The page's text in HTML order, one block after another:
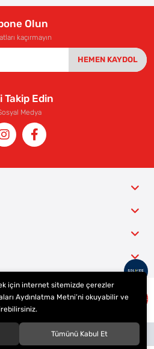
Olun
kaçırmayın
HEMEN KAYDOL
Takip Edin
Medya
- Yunus ULAŞ
tasarımı tarafımızdan yapılmıştır.
için internet sitemizde çerezler
Aydınlatma Metni’ni okuyabilir ve
Tümünü Kabul Et